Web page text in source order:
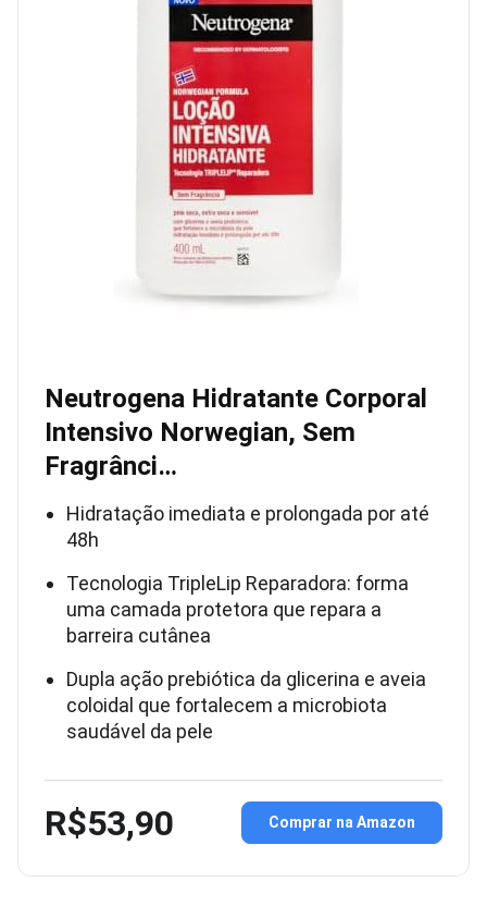
Neutrogena Hidratante Corporal
Intensivo Norwegian, Sem
Fragrânci…
Hidratação imediata e prolongada por até
48h
Tecnologia TripleLip Reparadora: forma
uma camada protetora que repara a
barreira cutânea
Dupla ação prebiótica da glicerina e aveia
coloidal que fortalecem a microbiota
saudável da pele
R$53,90 Comprar na Amazon